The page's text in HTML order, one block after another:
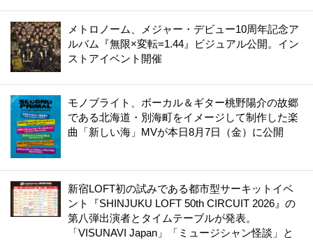
メトロノーム、メジャー・デビュー10周年記念ア
ルバム『無限×変転=1.44』ビジュアル公開。イン
ストアイベント開催
モノブライト、ボーカル＆ギター桃野陽介の故郷
である北海道・別海町をイメージして制作した楽
曲「新しい海」MVが本日8月7日（金）に公開
新宿LOFT初の試みである都市型サーキットイベ
ント『SHINJUKU LOFT 50th CIRCUIT 2026』の
第八弾出演者とタイムテーブルが発表。
「VISUNAVI Japan」「ミュージシャン怪談」と